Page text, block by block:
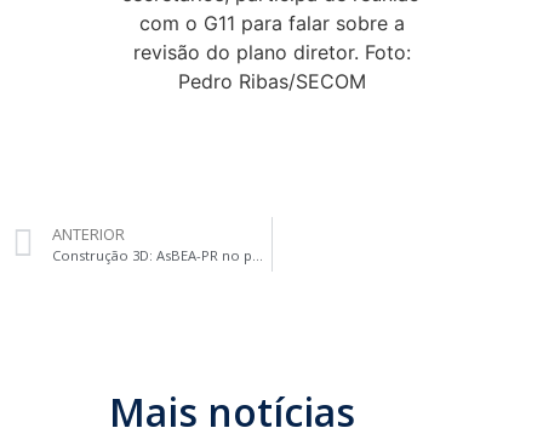
ANTERIOR
Construção 3D: AsBEA-PR no portal de notícias Massa Cinzenta
Mais notícias